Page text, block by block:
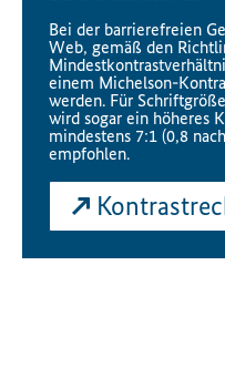
Bei der barrierefreien
Web, gemäß den
einem Michelson-
werden. Für
wird sogar ein höheres
mindestens 7:1 (0,8
empfohlen.